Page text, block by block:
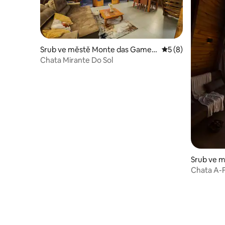
Srub ve městě Monte das Gamele
iras
Průměrné
5 (8)
Chata Mirante Do Sol
Srub ve
o
Chata A-